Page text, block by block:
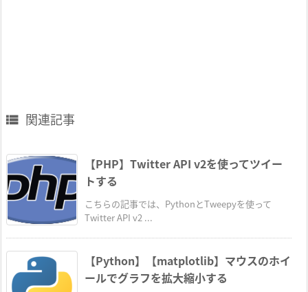
 関連記事
【PHP】Twitter API v2を使ってツイー
トする
こちらの記事では、PythonとTweepyを使って
Twitter API v2 ...
【Python】【matplotlib】マウスのホイ
ールでグラフを拡大縮小する